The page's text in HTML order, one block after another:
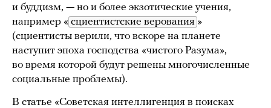
и буддизм, — но и более экзотические учения,
например « сциентистские верования »
(сциентисты верили, что вскоре на планете
наступит эпоха господства «чистого Разума»,
во время которой будут решены многочисленные
социальные проблемы).
В статье «Советская интеллигенция в поисках